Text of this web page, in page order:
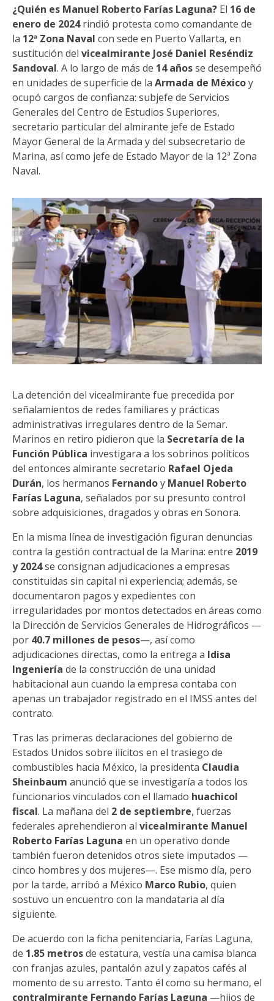
¿Quién es Manuel Roberto Farías Laguna? El 16 de
enero de 2024rindió protesta como comandante de
la 12ª Zona Naval con sede en Puerto Vallarta, en
sustitución del vicealmirante José Daniel Reséndiz
Sandoval. A lo largo de más de 14 añosse desempeñó
en unidades de superficie de la Armada de Méxicoy
ocupó cargos de confianza: subjefe de Servicios
Generales del Centro de Estudios Superiores,
secretario particular del almirante jefe de Estado
Mayor General de la Armada y del subsecretario de
Marina, así como jefe de Estado Mayor de la 12ª Zona
Naval.
La detención del vicealmirante fue precedida por
señalamientos de redes familiares y prácticas
administrativas irregulares dentro de la Semar.
Marinos en retiro pidieron que la Secretaría de la
Función Pública investigara a los sobrinos políticos
del entonces almirante secretario Rafael Ojeda
Durán, los hermanos Fernandoy Manuel Roberto
Farías Laguna, señalados por su presunto control
sobre adquisiciones, dragados y obras en Sonora.
En la misma línea de investigación figuran denuncias
contra la gestión contractual de la Marina: entre 2019
y 2024se consignan adjudicaciones a empresas
constituidas sin capital ni experiencia; además, se
documentaron pagos y expedientes con
irregularidades por montos detectados en áreas como
la Dirección de Servicios Generales de Hidrográficos —
por 40.7 millones de pesos—, así como
adjudicaciones directas, como la entrega a Idisa
Ingeniería de la construcción de una unidad
habitacional aun cuando la empresa contaba con
apenas un trabajador registrado en el IMSS antes del
contrato.
Tras las primeras declaraciones del gobierno de
Estados Unidos sobre ilícitos en el trasiego de
combustibles hacia México, la presidenta Claudia
Sheinbaum anunció que se investigaría a todos los
funcionarios vinculados con el llamado huachicol
fiscal. La mañana del 2 de septiembre, fuerzas
federales aprehendieron al vicealmirante Manuel
Roberto Farías Laguna en un operativo donde
también fueron detenidos otros siete imputados —
cinco hombres y dos mujeres—. Ese mismo día, pero
por la tarde, arribó a México Marco Rubio, quien
sostuvo un encuentro con la mandataria al día
siguiente.
De acuerdo con la ficha penitenciaria, Farías Laguna,
de 1.85 metrosde estatura, vestía una camisa blanca
con franjas azules, pantalón azul y zapatos cafés al
momento de su arresto. Tanto él como su hermano, el
contralmirante Fernando Farías Laguna —hijos de